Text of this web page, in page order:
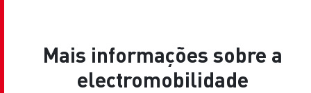
Mais informações sobre a
electromobilidade